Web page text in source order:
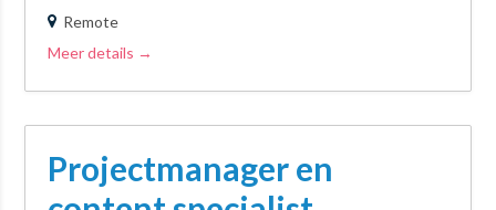
Remote
Meer details
Projectmanager en